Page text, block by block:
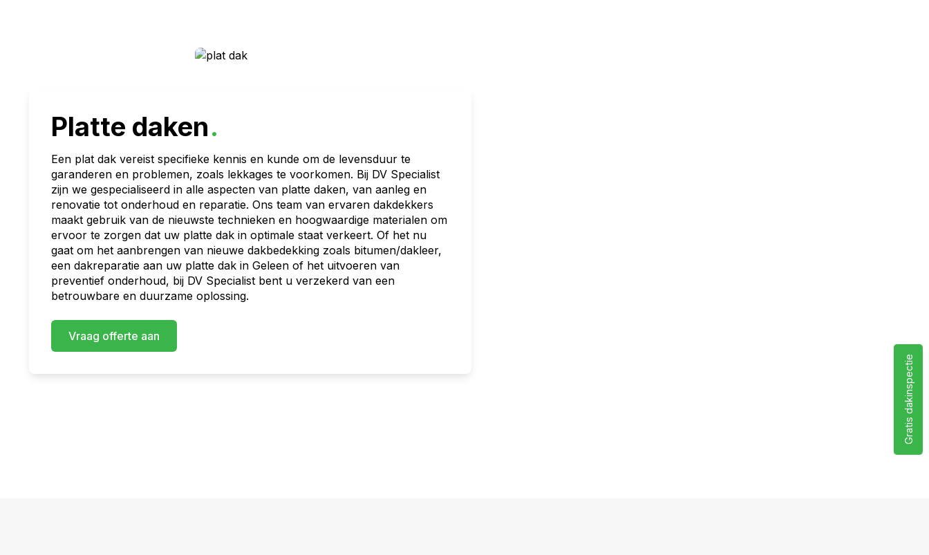
Platte daken.
Een plat dak vereist specifieke kennis en kunde om de levensduur te
garanderen en problemen, zoals lekkages te voorkomen. Bij DV Specialist
zijn we gespecialiseerd in alle aspecten van platte daken, van aanleg en
renovatie tot onderhoud en reparatie. Ons team van ervaren dakdekkers
maakt gebruik van de nieuwste technieken en hoogwaardige materialen om
ervoor te zorgen dat uw platte dak in optimale staat verkeert. Of het nu
gaat om het aanbrengen van nieuwe dakbedekking zoals bitumen/dakleer,
een dakreparatie aan uw platte dak in Geleen of het uitvoeren van
preventief onderhoud, bij DV Specialist bent u verzekerd van een
betrouwbare en duurzame oplossing.
Vraag offerte aan
Gratis dakinspectie